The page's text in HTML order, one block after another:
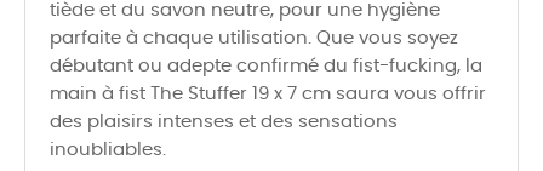
tiède et du savon neutre, pour une hygiène
parfaite à chaque utilisation. Que vous soyez
débutant ou adepte confirmé du fist-fucking, la
main à fist The Stuffer 19 x 7 cm saura vous offrir
des plaisirs intenses et des sensations
inoubliables.